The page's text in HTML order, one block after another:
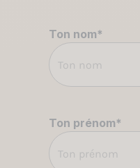
Ton nom*
Ton prénom*